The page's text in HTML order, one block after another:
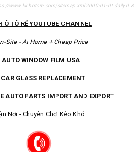
www.kinhotore.com/sitemap.xml 2000-01-01 daily 0.8
Ô TÔ RẺ YOUTUBE CHANNEL
Site - At Home + Cheap Price
AUTO WINDOW FILM USA
GLASS REPLACEMENT
AUTO PARTS IMPORT AND EXPORT
Nơi - Chuyên Chơi Kèo Khó